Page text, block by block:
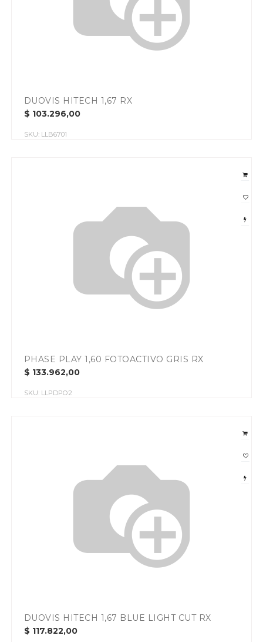
DUOVIS HITECH 1,67 RX
$ 103.296,00
SKU: LLB6701
PHASE PLAY 1,60 FOTOACTIVO GRIS RX
$ 133.962,00
SKU: LLPDPO2
DUOVIS HITECH 1,67 BLUE LIGHT CUT RX
$ 117.822,00